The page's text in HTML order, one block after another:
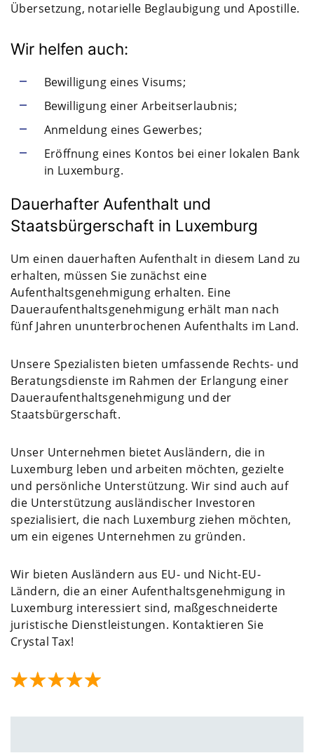
Übersetzung, notarielle Beglaubigung und Apostille.
Wir helfen auch:
Bewilligung eines Visums;
Bewilligung einer Arbeitserlaubnis;
Anmeldung eines Gewerbes;
Eröffnung eines Kontos bei einer lokalen Bank
in Luxemburg.
Dauerhafter Aufenthalt und
Staatsbürgerschaft in Luxemburg
Um einen dauerhaften Aufenthalt in diesem Land zu
erhalten, müssen Sie zunächst eine
Aufenthaltsgenehmigung erhalten. Eine
Daueraufenthaltsgenehmigung erhält man nach
fünf Jahren ununterbrochenen Aufenthalts im Land.
Unsere Spezialisten bieten umfassende Rechts- und
Beratungsdienste im Rahmen der Erlangung einer
Daueraufenthaltsgenehmigung und der
Staatsbürgerschaft.
Unser Unternehmen bietet Ausländern, die in
Luxemburg leben und arbeiten möchten, gezielte
und persönliche Unterstützung. Wir sind auch auf
die Unterstützung ausländischer Investoren
spezialisiert, die nach Luxemburg ziehen möchten,
um ein eigenes Unternehmen zu gründen.
Wir bieten Ausländern aus EU- und Nicht-EU-
Ländern, die an einer Aufenthaltsgenehmigung in
Luxemburg interessiert sind, maßgeschneiderte
juristische Dienstleistungen. Kontaktieren Sie
Crystal Tax!